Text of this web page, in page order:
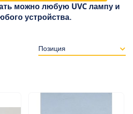
можно любую UVC лампу и
устройства.